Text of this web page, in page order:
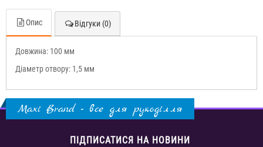
Опис Відгуки (0)
Довжина: 100 мм
Діаметр отвору: 1,5 мм
Maxi Brand - все для рукоділля
ПІДПИСАТИСЯ НА НОВИНИ